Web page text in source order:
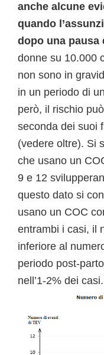
anche alcune
quando
dopo una pausa
donne su 10.000
non sono in
in un periodo di
però, il rischio
seconda dei suoi
(vedere oltre). Si
che usano un
9 e 12
questo dato si
usano un COC
entrambi i casi, il
inferiore al
periodo post-
nell’1-2% dei casi.